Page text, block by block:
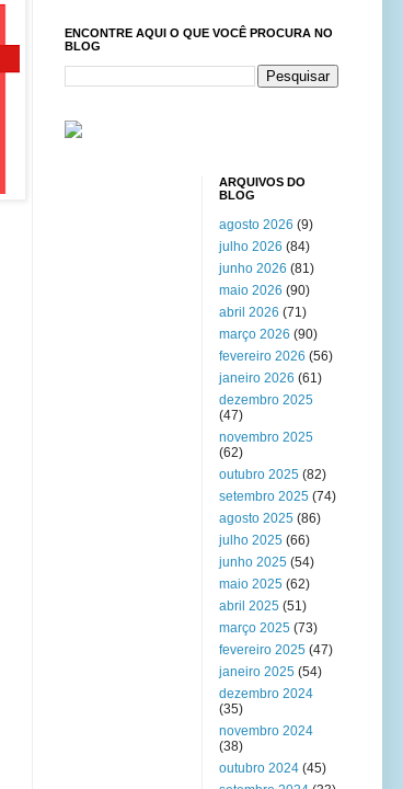
ENCONTRE AQUI O QUE VOCÊ PROCURA NO
BLOG
ARQUIVOS DO
BLOG
agosto 2026 (9)
julho 2026 (84)
junho 2026 (81)
maio 2026 (90)
abril 2026 (71)
março 2026 (90)
fevereiro 2026 (56)
janeiro 2026 (61)
dezembro 2025
(47)
novembro 2025
(62)
outubro 2025 (82)
setembro 2025 (74)
agosto 2025 (86)
julho 2025 (66)
junho 2025 (54)
maio 2025 (62)
abril 2025 (51)
março 2025 (73)
fevereiro 2025 (47)
janeiro 2025 (54)
dezembro 2024
(35)
novembro 2024
(38)
outubro 2024 (45)